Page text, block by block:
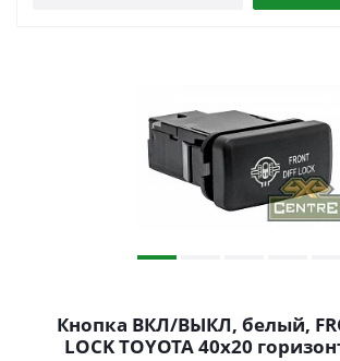
Кнопка ВКЛ/ВЫКЛ, белый,
LOCK TOYOTA 40x20